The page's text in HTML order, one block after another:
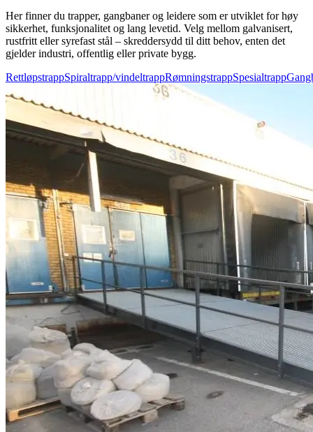
Her finner du trapper, gangbaner og leidere som er utviklet for høy
sikkerhet, funksjonalitet og lang levetid. Velg mellom galvanisert,
rustfritt eller syrefast stål – skreddersydd til ditt behov, enten det
gjelder industri, offentlig eller private bygg.
RettløpstrappSpiraltrapp/vindeltrappRømningstrappSpesialtrapp